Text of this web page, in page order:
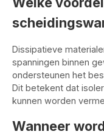
Dissipatieve
spanningen binnen
ondersteunen het
Dit betekent dat
kunnen worden
Wanneer